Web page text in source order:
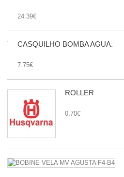
24.39€
CASQUILHO BOMBA AGUA.
7.75€
ROLLER
0.70€